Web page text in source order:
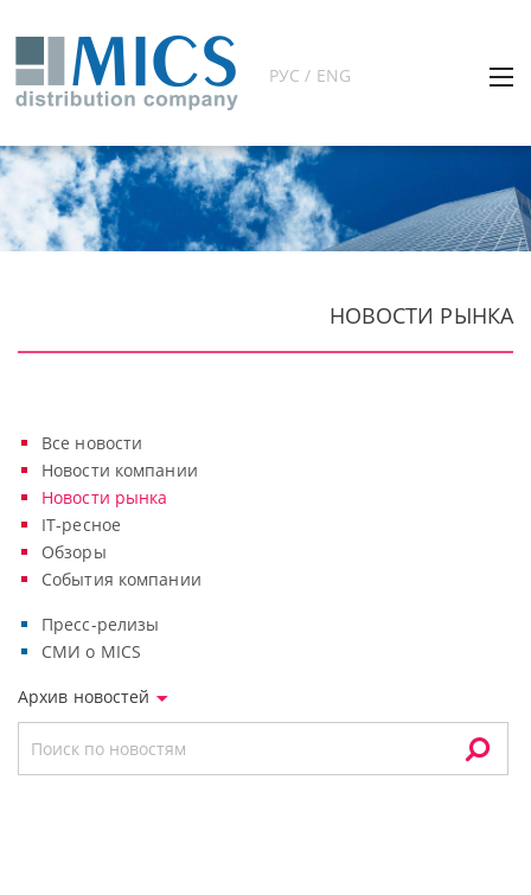
РУС / ENG
НОВОСТИ РЫНКА
Все новости
Новости компании
Новости рынка
IT-ресное
Обзоры
События компании
Пресс-релизы
СМИ о MICS
Архив новостей